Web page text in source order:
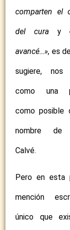
comparten el
del curay
avancé…», es
sugiere, nos
como una
como posible
nombre de
Calvé.
Pero en esta
mención
único que